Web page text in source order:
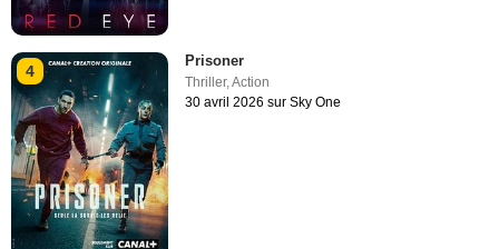
4
Prisoner
Thriller,Action
30 avril 2026 sur Sky One